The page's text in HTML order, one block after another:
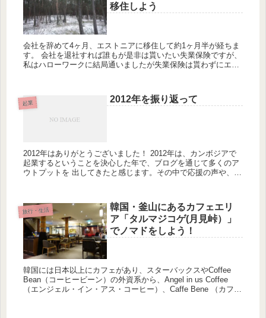
移住しよう
会社を辞めて4ヶ月、エストニアに移住して約1ヶ月半が経ちま
す。 会社を退社すれば誰もが是非は貰いたい失業保険ですが、
私はハローワークに結局通いましたが失業保険は貰わずにエス
起業 2012年を振り返って
2012年はありがとうございました！ 2012年は、カンボジアで
起業するということを決心した年で、ブログを通じて多くのア
ウトプットを 出してきたと感じます。その中で応援の声や、多
旅行・生活
韓国・釜山にあるカフェエリ
ア「タルマジコゲ(月見峠）」
でノマドをしよう！
韓国には日本以上にカフェがあり、スターバックスやCoffee
Bean（コーヒービーン）の外資系から、Angel in us Coffee
（エンジェル・イン・アス・コーヒー）、Caffe Bene （カフェ